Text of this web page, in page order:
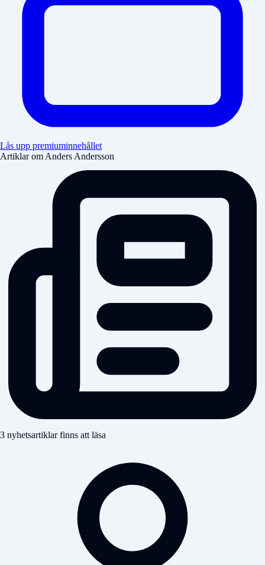
Lås upp premiuminnehållet
Artiklar om Anders Andersson
3 nyhetsartiklar finns att läsa